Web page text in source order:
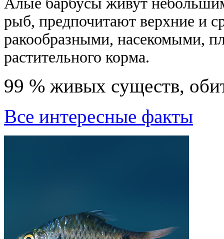
рыб, предпочитают верхние и
ракообразными, насекомыми,
растительного корма.
99 % живых сyществ,
Все интересные факты